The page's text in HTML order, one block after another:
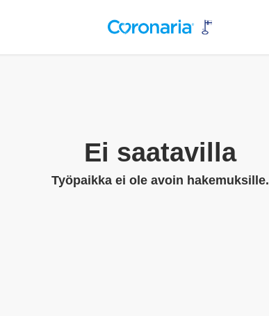
Ei saatavilla
Työpaikka ei ole avoin hakemuksille.